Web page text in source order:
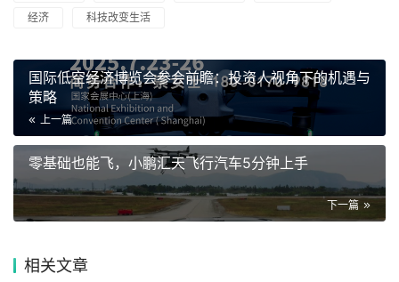
经济
科技改变生活
国际低空经济博览会参会前瞻：投资人视角下的机遇与
策略
上一篇
零基础也能飞，小鹏汇天飞行汽车5分钟上手
下一篇
相关文章